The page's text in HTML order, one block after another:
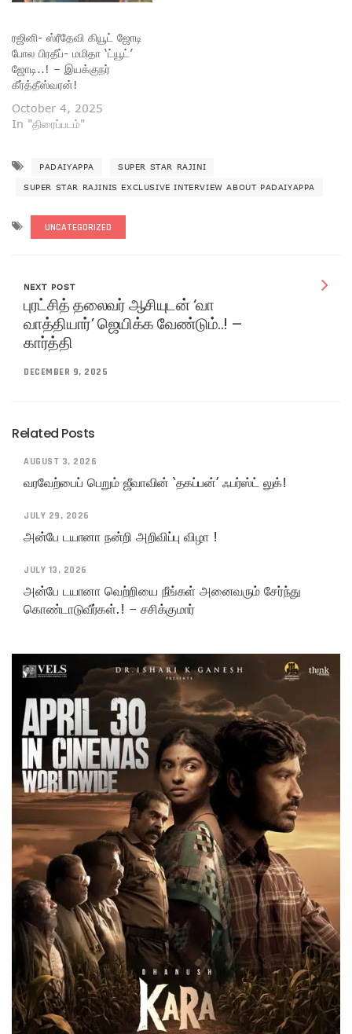
ரஜினி- ஸ்ரீதேவி கியூட் ஜோடி
போல பிரதீப்- மமிதா ‘ட்யூட்’
ஜோடி..! – இயக்குநர்
கீர்த்தீஸ்வரன்!
October 4, 2025
In "திரைப்படம்"
PADAIYAPPA SUPER STAR RAJINI
SUPER STAR RAJINIS EXCLUSIVE INTERVIEW ABOUT PADAIYAPPA
UNCATEGORIZED
NEXT POST
புரட்சித் தலைவர் ஆசியுடன் ‘வா
வாத்தியார்’ ஜெயிக்க வேண்டும்..! –
கார்த்தி
DECEMBER 9, 2025
Related Posts
AUGUST 3, 2026
வரவேற்பைப் பெறும் ஜீவாவின் ‘தகப்பன்’ ஃபர்ஸ்ட் லுக்!
JULY 29, 2026
அன்பே டயானா நன்றி அறிவிப்பு விழா !
JULY 13, 2026
அன்பே டயானா வெற்றியை நீங்கள் அனைவரும் சேர்ந்து
கொண்டாடுவீர்கள்.! – சசிக்குமார்